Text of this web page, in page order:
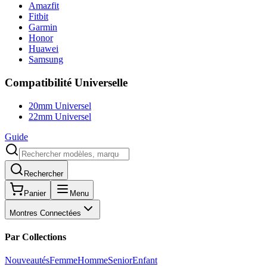
Amazfit
Fitbit
Garmin
Honor
Huawei
Samsung
Compatibilité Universelle
20mm Universel
22mm Universel
Guide
Rechercher
Panier Menu
Montres Connectées
Par Collections
NouveautésFemmeHommeSeniorEnfant